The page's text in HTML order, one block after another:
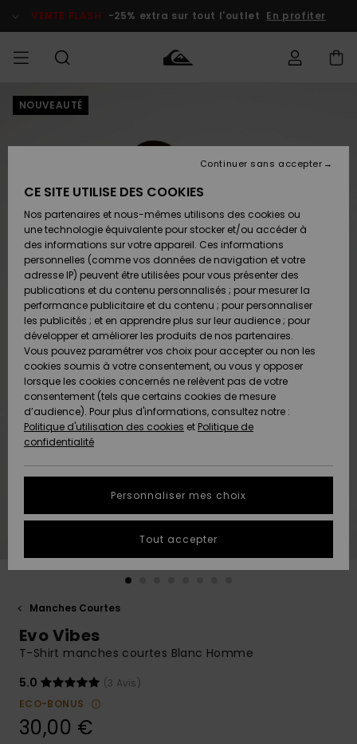
l'information
le
VENTE FLASH -25% extra sur tout l'outlet En profiter
HOMME
Accessoires
Chaussures
& Tongs
Surf
Snow
Nouveautés
A
Découvrir
Accessoires
Chaussures
& Tongs
Surf
Snow
Nouveautés
A
Découvrir
FEMME
Nouveautés
A
Découvrir
Snow
SURF
Enfant
Highlights
Communauté
SNOW
Homme
Snow
Shop
Enfant
Snow
Shop
Femme
A
Découvrir
Communauté
VENTE
FLASH
Enfant
Outlet
Femme
Préférences
Langue Et
Région
Nederlands
AIDE &
CONTACT
Retours
Paiement
Carte
Cadeau
Quiksilver
Freedom
Protection
des données
Démarrez
pour obtenir
Démarrer
conversation
COLLECTION
CARTE
CADEAU
LISTE DE
SOUHAITS
NOUVEAUTÉ
Manches Courtes
Evo Vibes
T-Shirt manches courtes Blanc Homme
5.0
(3 Avis)
ECO-BONUS
30,00 €
CE SITE UTILISE DES COOKIES
Nos partenaires et nous-mêmes utilisons des cookies ou
une technologie équivalente pour stocker et/ou accéder à
des informations sur votre appareil. Ces informations
personnelles (comme vos données de navigation et votre
adresse IP) peuvent être utilisées pour vous présenter des
publications et du contenu personnalisés ; pour mesurer la
performance publicitaire et du contenu ; pour personnaliser
les publicités ; et en apprendre plus sur leur audience ; pour
développer et améliorer les produits de nos partenaires.
Vous pouvez paramétrer vos choix pour accepter ou non les
cookies soumis à votre consentement, ou vous y opposer
lorsque les cookies concernés ne relèvent pas de votre
consentement (tels que certains cookies de mesure
d’audience). Pour plus d'informations, consultez notre :
Politique d'utilisation des cookies et Politique de
confidentialité
Personnaliser mes choix
Continuer sans accepter
Tout accepter